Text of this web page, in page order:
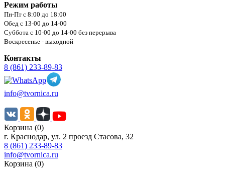
Режим работы
Пн-Пт с 8:00 до 18:00
Обед с 13-00 до 14-00
Суббота с 10-00 до 14-00 без перерыва
Воскресенье - выходной
Контакты
8 (861) 233-89-83
info@tvornica.ru
Корзина (0)
г. Краснодар, ул. 2 проезд Стасова, 32
8 (861) 233-89-83
info@tvornica.ru
Корзина (0)